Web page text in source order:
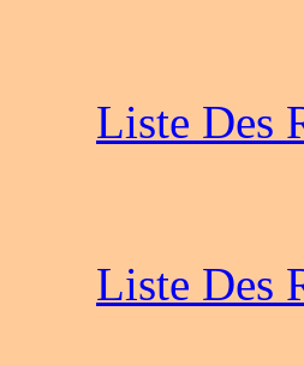
Liste Des
Liste Des